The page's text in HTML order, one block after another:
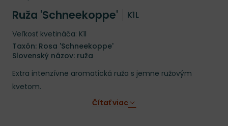
Ruža 'Schneekoppe' K1L
Veľkosť kvetináča: K1l
Taxón: Rosa 'Schneekoppe'
Slovenský názov: ruža
Extra intenzívne aromatická ruža s jemne ružovým
kvetom.
Čítať viac